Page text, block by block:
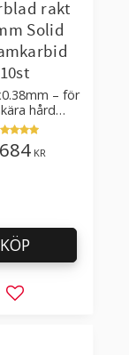
rakt
Solid
10st
– för
hård
plastfilm och
KR
Lägg till i
KÖP